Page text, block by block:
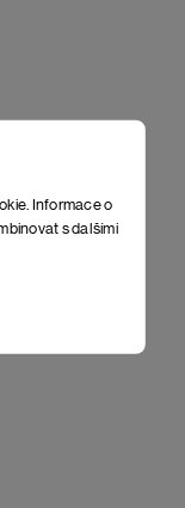
Informace o
s dalšími